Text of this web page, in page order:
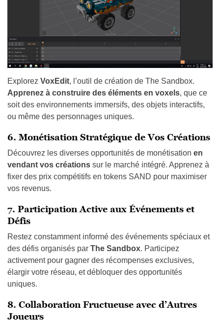
VoxEdit, l’outil de création de The Sandbox.
Apprenez à construire des éléments en voxels, que ce
soit des environnements immersifs, des objets interactifs,
ou même des personnages uniques.
6. Monétisation Stratégique de Vos Créations
Découvrez les diverses opportunités de monétisationen
vendant vos créationssur le marché intégré. Apprenez à
vos revenus.
7. Participation Active aux Événements et
Défis
Restez constamment informé des événements spéciaux et
activement pour gagner des récompenses exclusives,
élargir votre réseau, et débloquer des opportunités
uniques.
8. Collaboration Fructueuse avec d’Autres
Joueurs
Encouragez la collaboration avec d’autres joueurs.
expériences plus riches et complexes. Partagez vos idées
et découvrez de nouvelles perspectives.